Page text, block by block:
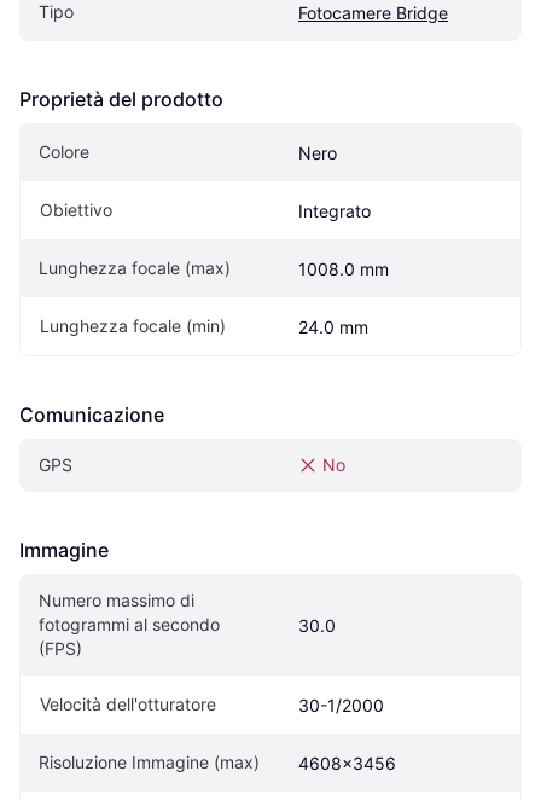
Tipo Fotocamere Bridge
Proprietà del prodotto
Colore Nero
Obiettivo Integrato
Lunghezza focale (max) 1008.0 mm
Lunghezza focale (min) 24.0 mm
Comunicazione
GPS No
Immagine
Numero massimo di
fotogrammi al secondo
(FPS)
30.0
Velocità dell'otturatore 30-1/2000
Risoluzione Immagine (max) 4608x3456